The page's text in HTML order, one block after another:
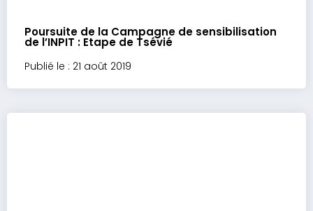
Poursuite de la Campagne de sensibilisation
de l’INPIT : Etape de Tsévié
Publié le : 21 août 2019